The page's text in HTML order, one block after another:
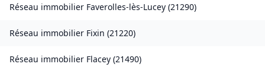
Réseau immobilier Faverolles-lès-Lucey (21290)
Réseau immobilier Fixin (21220)
Réseau immobilier Flacey (21490)